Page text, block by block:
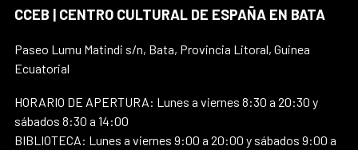
CCEB | CENTRO CULTURAL DE ESPAÑA EN BATA
Paseo Lumu Matindi s/n, Bata, Provincia Litoral, Guinea
Ecuatorial
HORARIO DE APERTURA: Lunes a viernes 8:30 a 20:30 y
sábados 8:30 a 14:00
BIBLIOTECA: Lunes a viernes 9:00 a 20:00 y sábados 9:00 a